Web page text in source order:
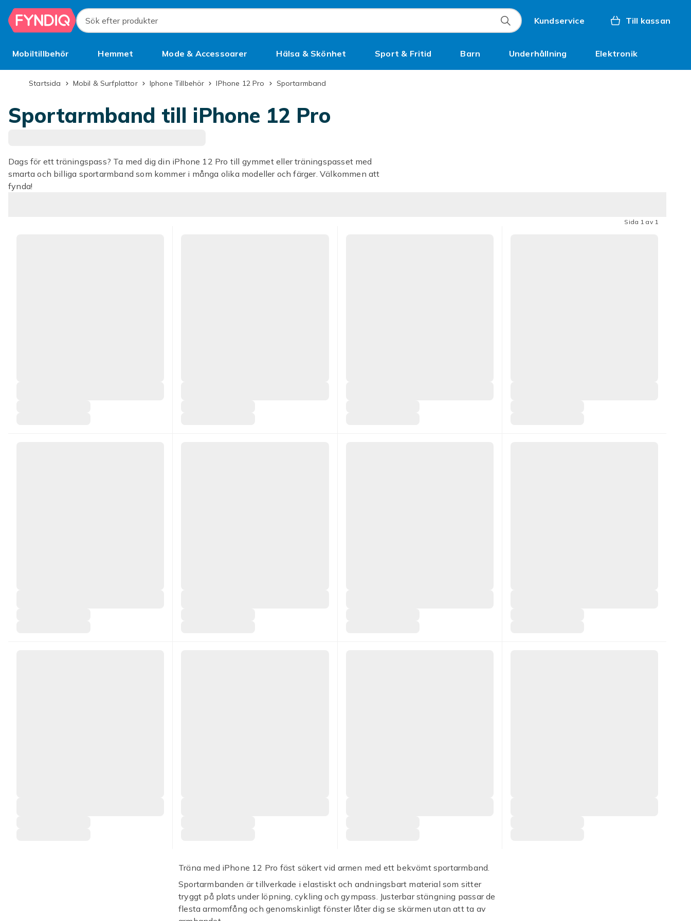
Hoppa till huvudinnehållet
Sök efter produkter
Kundservice Till kassan
Mobiltillbehör Hemmet Mode & Accessoarer Hälsa & Skönhet Sport & Fritid Barn Underhållning Elektronik
Bättre än begagnat Kampanjer
Startsida Mobil & Surfplattor Iphone Tillbehör iPhone 12 Pro Sportarmband
Sportarmband till iPhone 12 Pro
Dags för ett träningspass? Ta med dig din iPhone 12 Pro till gymmet eller träningspasset med
smarta och billiga sportarmband som kommer i många olika modeller och färger. Välkommen att
fynda!
Sida 1 av 1
Träna med iPhone 12 Pro fäst säkert vid armen med ett bekvämt sportarmband.
Sportarmbanden är tillverkade i elastiskt och andningsbart material som sitter
tryggt på plats under löpning, cykling och gympass. Justerbar stängning passar de
flesta armomfång och genomskinligt fönster låter dig se skärmen utan att ta av